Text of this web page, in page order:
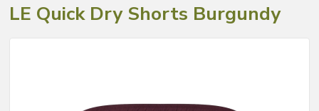
LE Quick Dry Shorts Burgundy